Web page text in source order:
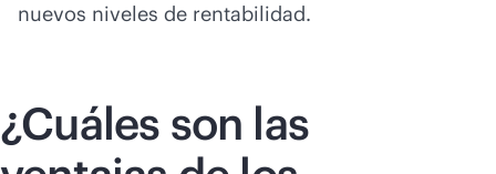
nuevos niveles de rentabilidad.
¿Cuáles son las